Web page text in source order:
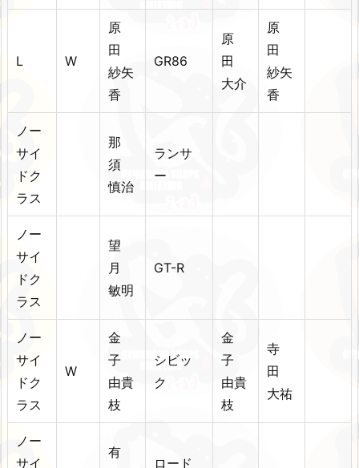
L W
原
田
紗矢
香
GR86
原
田
大介
原
田
紗矢
香
ノー
サイ
ドク
ラス
那
須
慎治
ランサ
ー
ノー
サイ
ドク
ラス
望
月
敏明
GT-R
ノー
サイ
ドク
ラス
W
金
子
由貴
枝
シビッ
ク
金
子
由貴
枝
寺
田
大祐
ノー
サイ
有
ロード